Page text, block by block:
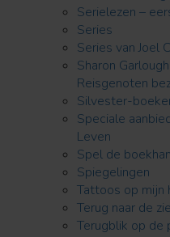
Serielezen –
Series
Series van Joel
Sharon
Reisgenoten
Silvester-
Speciale
Leven
Spel de
Spiegelingen
Tattoos op mijn
Terug naar de
Terugblik op de